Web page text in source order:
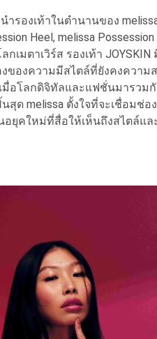
องเท้าในตำนานของ
Heel, melissa
กเมตาเวิร์ส รองเท้า
องความมีสไตล์ที่ยังคงความ
อโลกดิจิทัลและแฟชั่นมารวม
ด melissa ตั้งใจที่จะเชื่อมช่อ
อยุคใหม่ที่สื่อให้เห็นถึงสไตล์แ